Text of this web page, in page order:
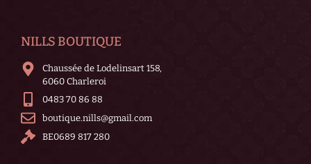
NILLS BOUTIQUE
Chaussée de Lodelinsart 158,
6060 Charleroi
0483 70 86 88
boutique.nills@gmail.com
BE0689 817 280